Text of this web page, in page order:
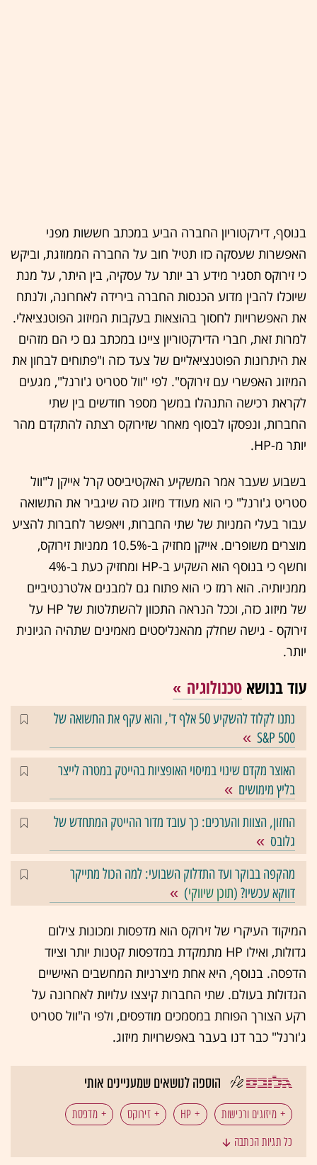
בנוסף, דירקטוריון החברה הביע במכתב חששות מפני
האפשרות שעסקה כזו תטיל חוב על החברה הממוזגת, וביקש
כי זירוקס תסגיר מידע רב יותר על עסקיה, בין היתר, על מנת
שיוכלו להבין מדוע הכנסות החברה בירידה לאחרונה, ולנתח
את האפשרויות לחסוך בהוצאות בעקבות המיזוג הפוטנציאלי.
למרות זאת, חברי הדירקטוריון ציינו במכתב גם כי הם מזהים
את היתרונות הפוטנציאליים של צעד כזה ו"פתוחים לבחון את
המיזוג האפשרי עם זירוקס". לפי "וול סטריט ג'ורנל", מגעים
לקראת רכישה התנהלו במשך מספר חודשים בין שתי
החברות, ונפסקו לבסוף מאחר שזירוקס רצתה להתקדם מהר
יותר מ-HP.
בשבוע שעבר אמר המשקיע האקטיביסט קרל אייקן ל"וול
סטריט ג'ורנל" כי הוא מעודד מיזוג כזה שיגביר את התשואה
עבור בעלי המניות של שתי החברות, ויאפשר לחברות להציע
מוצרים משופרים. אייקן מחזיק ב-10.5% ממניות זירוקס,
וחשף כי בנוסף הוא השקיע ב-HP ומחזיק כעת ב-4%
ממניותיה. הוא רמז כי הוא פתוח גם למבנים אלטרנטיביים
של מיזוג כזה, וככל הנראה התכוון להשתלטות של HP על
זירוקס - גישה שחלק מהאנליסטים מאמינים שתהיה הגיונית
יותר.
עוד בנושא טכנולוגיה
נתנו לקלוד להשקיע 50 אלף ד', והוא עקף את התשואה של
S&P 500
האוצר מקדם שינוי במיסוי האופציות בהייטק במטרה לייצר
בליץ מימושים
החזון, הצוות והערכים: כך עובד מדור ההייטק המתחדש של
גלובס
מהקפה בבוקר ועד התדלוק השבועי: למה הכול מתייקר
דווקא עכשיו? (תוכן שיווקי)
המיקוד העיקרי של זירוקס הוא מדפסות ומכונות צילום
גדולות, ואילו HP מתמקדת במדפסות קטנות יותר וציוד
הדפסה. בנוסף, היא אחת מיצרניות המחשבים האישיים
הגדולות בעולם. שתי החברות קיצצו עלויות לאחרונה על
רקע הצורך הפוחת במסמכים מודפסים, ולפי ה"וול סטריט
ג'ורנל" כבר דנו בעבר באפשרויות מיזוג.
הוספה לנושאים שמעניינים אותי
מיזוגים ורכישות HP זירוקס
מדפסת
כל תגיות הכתבה